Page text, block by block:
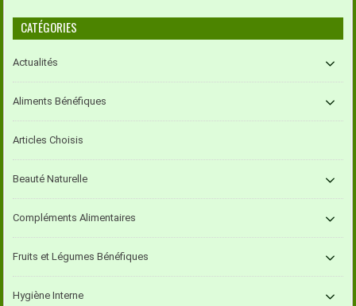
CATÉGORIES
Actualités
Aliments Bénéfiques
Articles Choisis
Beauté Naturelle
Compléments Alimentaires
Fruits et Légumes Bénéfiques
Hygiène Interne